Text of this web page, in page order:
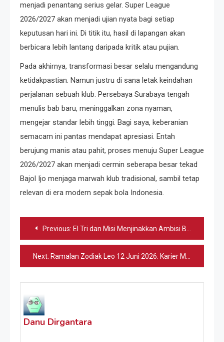
menjadi penantang serius gelar. Super League
2026/2027 akan menjadi ujian nyata bagi setiap
keputusan hari ini. Di titik itu, hasil di lapangan akan
berbicara lebih lantang daripada kritik atau pujian.
Pada akhirnya, transformasi besar selalu mengandung
ketidakpastian. Namun justru di sana letak keindahan
perjalanan sebuah klub. Persebaya Surabaya tengah
menulis bab baru, meninggalkan zona nyaman,
mengejar standar lebih tinggi. Bagi saya, keberanian
semacam ini pantas mendapat apresiasi. Entah
berujung manis atau pahit, proses menuju Super League
2026/2027 akan menjadi cermin seberapa besar tekad
Bajol Ijo menjaga marwah klub tradisional, sambil tetap
relevan di era modern sepak bola Indonesia.
Navigasi
pos
Previous: El Tri dan Misi Menjinakkan Ambisi Bafana
Next: Ramalan Zodiak Leo 12 Juni 2026: Karier Melesat
Danu Dirgantara